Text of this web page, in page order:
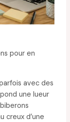
pour en
avec des
une lueur
creux d’une